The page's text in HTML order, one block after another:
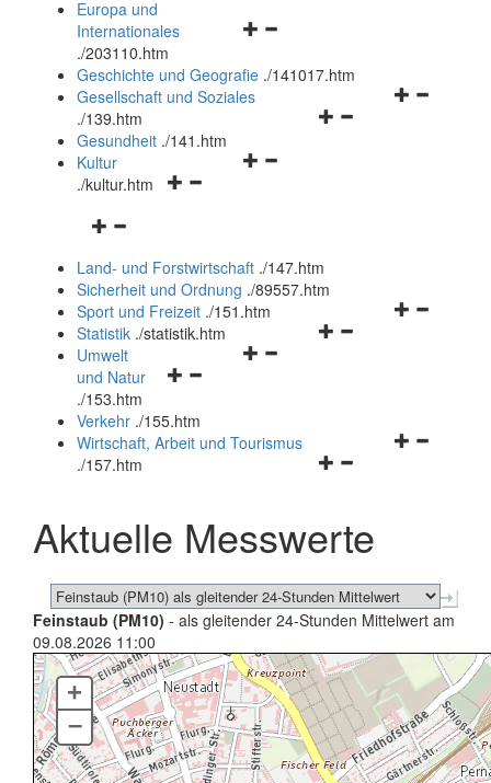
Navigationsmenü
und
schließen
Europa und
Internationales
./203110.htm
Geschichte und Geografie ./141017.htm
Navigationsmenü
Gesellschaft und Soziales
./139.htm
Navigationsmenü
Gesundheit ./141.htm
Navigationsmenü
Kultur
./kultur.htm
Navigationsmenü
und
schließen
Land- und Forstwirtschaft ./147.htm
Sicherheit und Ordnung ./89557.htm
Navigationsmenü
Sport und Freizeit ./151.htm
Navigationsmenü
Statistik ./statistik.htm
Navigationsmenü
und
schließen
Umwelt
und Natur
./153.htm
Verkehr ./155.htm
Navigationsmenü
schließen
Wirtschaft, Arbeit und Tourismus
./157.htm
Aktuelle Messwerte
Feinstaub (PM10) - als gleitender 24-Stunden Mittelwert am
09.08.2026 11:00
+
–